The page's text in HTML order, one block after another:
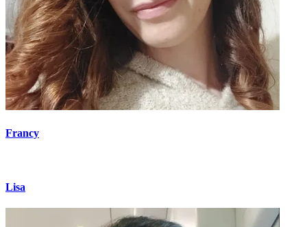
Francy
Lisa